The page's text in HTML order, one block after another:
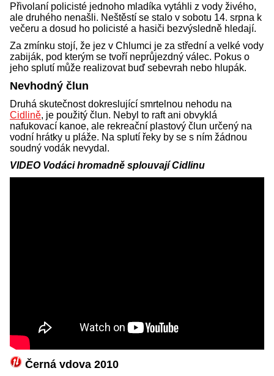
Přivolaní policisté jednoho mladíka vytáhli z vody živého,
ale druhého nenašli. Neštěstí se stalo v sobotu 14. srpna k
večeru a dosud ho policisté a hasiči bezvýsledně hledají.
Za zmínku stojí, že jez v Chlumci je za střední a velké vody
zabiják, pod kterým se tvoří neprůjezdný válec. Pokus o
jeho splutí může realizovat buď sebevrah nebo hlupák.
Nevhodný člun
Druhá skutečnost dokreslující smrtelnou nehodu na
Cidlině, je použitý člun. Nebyl to raft ani obvyklá
nafukovací kanoe, ale rekreační plastový člun určený na
vodní hrátky u pláže. Na splutí řeky by se s ním žádnou
soudný vodák nevydal.
VIDEO Vodáci hromadně splouvají Cidlinu
Černá vdova 2010